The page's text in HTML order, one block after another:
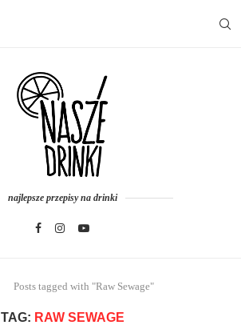
najlepsze przepisy na drinki
Posts tagged with "Raw Sewage"
TAG: RAW SEWAGE